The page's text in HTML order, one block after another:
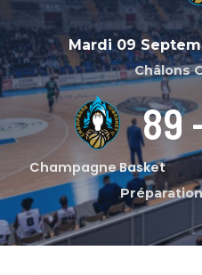
Mardi 09
Châlons
Champagne Basket
89
Préparation